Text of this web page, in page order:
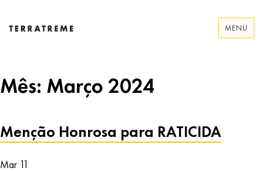
MENU
Mês: Março 2024
Menção Honrosa para RATICIDA
Mar 11